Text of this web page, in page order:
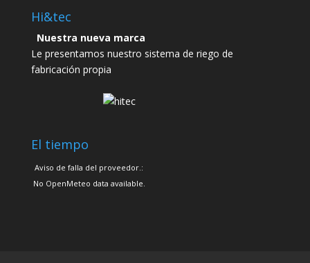
Hi&tec
Nuestra nueva marca
Le presentamos nuestro sistema de riego de
fabricación propia
El tiempo
Aviso de falla del proveedor.:
No OpenMeteo data available.